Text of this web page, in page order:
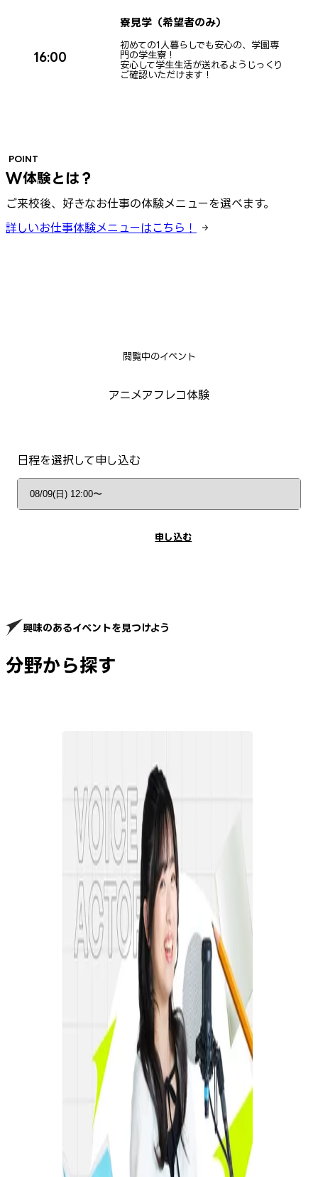
16:00
寮見学（希望者のみ）
初めての1人暮らしでも安心の、学園専
門の学生寮！
安心して学生生活が送れるようじっくり
ご確認いただけます！
POINT
W体験とは？
ご来校後、好きなお仕事の体験メニューを選べます。
詳しいお仕事体験メニューはこちら！
閲覧中のイベント
アニメアフレコ体験
日程を選択して申し込む
申し込む
興味のあるイベントを見つけよう
分野から探す